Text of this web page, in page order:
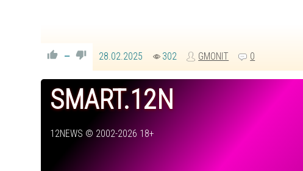
— 28.02.2025 302 GMONIT 0
SMART.12N
12NEWS © 2002-2026 18+